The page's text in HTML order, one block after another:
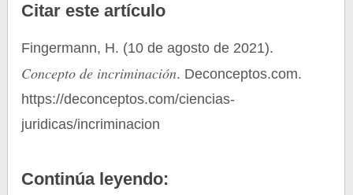
Citar este artículo
Fingermann, H. (10 de agosto de 2021).
Concepto de incriminación. Deconceptos.com.
https://deconceptos.com/ciencias-
juridicas/incriminacion
Continúa leyendo: